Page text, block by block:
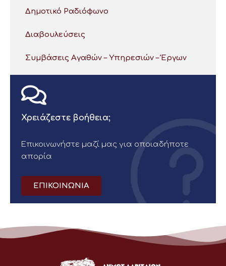
Δημοτικό Ραδιόφωνο
Διαβουλεύσεις
Συμβάσεις Αγαθών – Υπηρεσιών – Έργων
Χρειάζεστε βοήθεια;
Επικοινωνήστε μαζί μας για οποιαδήποτε
απορία
ΕΠΙΚΟΙΝΩΝΙΑ